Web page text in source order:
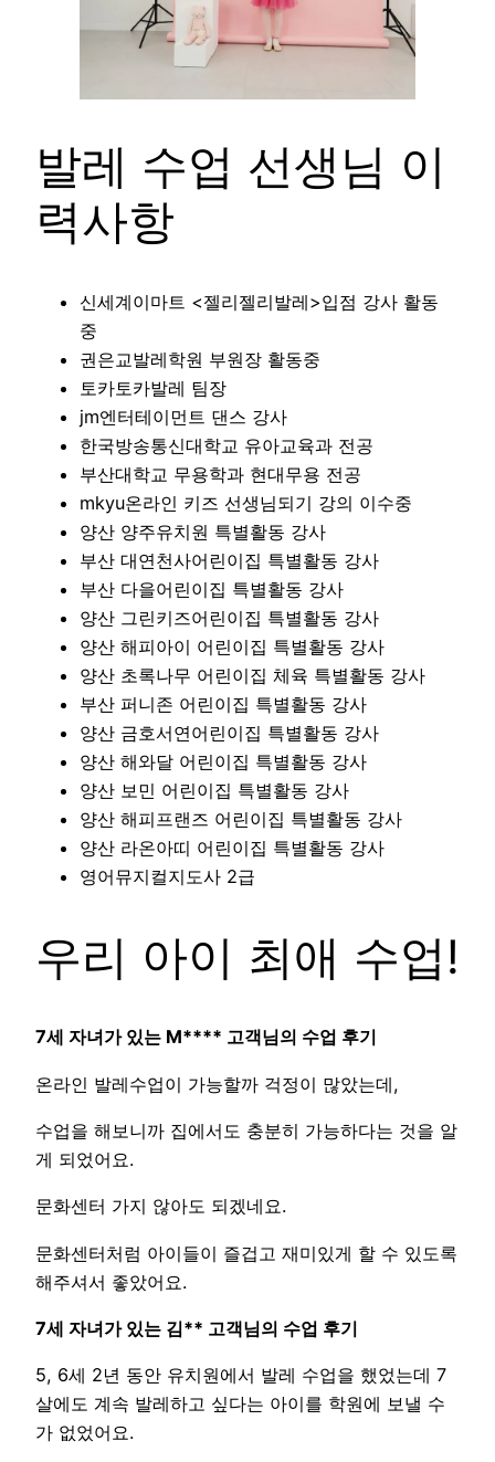
발레 수업 선생님 이
력사항
신세계이마트 <젤리젤리발레>입점 강사 활동
중
권은교발레학원 부원장 활동중
토카토카발레 팀장
jm엔터테이먼트 댄스 강사
한국방송통신대학교 유아교육과 전공
부산대학교 무용학과 현대무용 전공
mkyu온라인 키즈 선생님되기 강의 이수중
양산 양주유치원 특별활동 강사
부산 대연천사어린이집 특별활동 강사
부산 다을어린이집 특별활동 강사
양산 그린키즈어린이집 특별활동 강사
양산 해피아이 어린이집 특별활동 강사
양산 초록나무 어린이집 체육 특별활동 강사
부산 퍼니존 어린이집 특별활동 강사
양산 금호서연어린이집 특별활동 강사
양산 해와달 어린이집 특별활동 강사
양산 보민 어린이집 특별활동 강사
양산 해피프랜즈 어린이집 특별활동 강사
양산 라온아띠 어린이집 특별활동 강사
영어뮤지컬지도사 2급
우리 아이 최애 수업!
7세 자녀가 있는 M**** 고객님의 수업 후기
온라인 발레수업이 가능할까 걱정이 많았는데,
수업을 해보니까 집에서도 충분히 가능하다는 것을 알
게 되었어요.
문화센터 가지 않아도 되겠네요.
문화센터처럼 아이들이 즐겁고 재미있게 할 수 있도록
해주셔서 좋았어요.
7세 자녀가 있는 김** 고객님의 수업 후기
5, 6세 2년 동안 유치원에서 발레 수업을 했었는데 7
살에도 계속 발레하고 싶다는 아이를 학원에 보낼 수
가 없었어요.